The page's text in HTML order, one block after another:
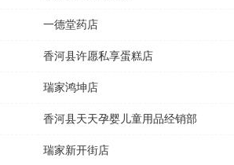
一德堂药店
香河县许愿私享蛋糕店
瑞家鸿坤店
香河县天天孕婴儿童用品经销部
瑞家新开街店